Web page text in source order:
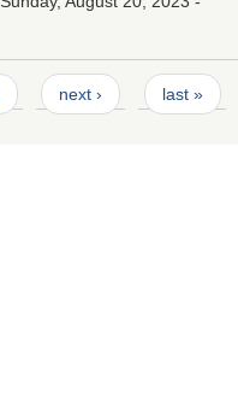
next › last »